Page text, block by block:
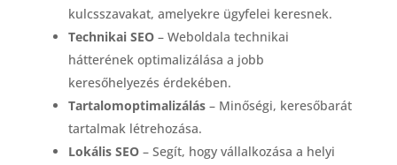
kulcsszavakat, amelyekre ügyfelei keresnek.
Technikai SEO– Weboldala technikai
hátterének optimalizálása a jobb
keresőhelyezés érdekében.
Tartalomoptimalizálás– Minőségi, keresőbarát
tartalmak létrehozása.
Lokális SEO– Segít, hogy vállalkozása a helyi